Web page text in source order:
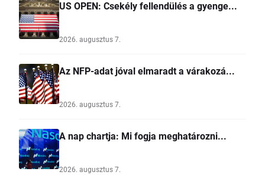
US OPEN: Csekély fellendülés a gyenge...
2026. augusztus 7.
Az NFP-adat jóval elmaradt a várakozá...
2026. augusztus 7.
A nap chartja: Mi fogja meghatározni...
2026. augusztus 7.